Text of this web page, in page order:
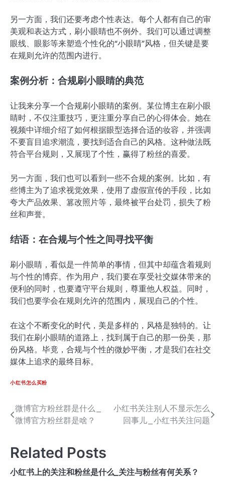
另一方面，我们还要考虑个性表达。每个人都有自己的审
美观和表达方式，刷小眼睛也不例外。我们可以通过调整
眼线、眼影等来塑造个性化的“小眼睛”风格，但关键是要
在规则允许的范围内进行。
案例分析：合规刷小眼睛的典范
让我来分享一个合规刷小眼睛的案例。某位博主在刷小眼
睛时，不仅注重技巧，更注重分享自己的心得体会。她在
视频中详细介绍了如何根据眼型选择合适的妆容，并强调
不要盲目追求潮流，要找到适合自己的风格。这种做法既
符合平台规则，又展现了个性，赢得了粉丝的喜爱。
另一方面，我们也可以看到一些不合规的案例。比如，有
些博主为了追求视觉效果，使用了虚假宣传的手段，比如
夸大产品效果、篡改照片等，最终被平台处罚，损失了粉
丝和声誉。
结语：在合规与个性之间寻找平衡
刷小眼睛，看似是一件简单的事情，但其中却蕴含着规则
与个性的博弈。作为用户，我们要在享受社交媒体带来的
便利的同时，也要遵守平台规则，尊重他人权益。同时，
我们也要学会在规则允许的范围内，展现自己的个性。
在这个不断变化的时代，美是多样的，风格是独特的。让
我们在刷小眼睛的道路上，找到属于自己的那一份美，那
份风格。毕竟，合规与个性的微妙平衡，才是我们在社交
媒体上追求的最终目标。
小红书怎么买粉
文
章
导
航
微博官方粉丝群是什么_
微博官方粉丝群是啥？
小红书关注别人不显示怎么
回事儿_小红书关注问题
Related Posts
小红书上的关注和粉丝是什么_关注与粉丝有何关系？